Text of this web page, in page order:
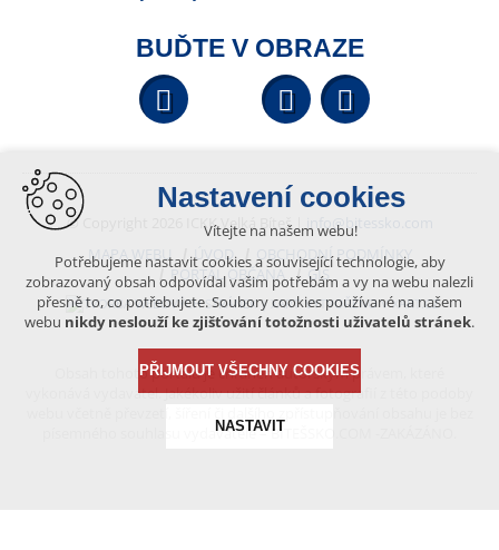
BUĎTE V OBRAZE
Facebook YouTube
© Copyright 2026 ICKK Velká Bíteš |
info@bitessko.com
MAPA WEBU
ÚVOD
OBCHODNÍ PODMÍNKY
PORTÁL OBČANA
GIS
VYTVOŘENO V XART.CZ
Obsah tohoto portálu je chráněn autorským právem, které
vykonává vydavatel. Jakékoliv užití článků a fotografií z této podoby
písemného souhlasu vydavatele – BÍTEŠSKO.COM -ZAKÁZÁNO.
Nastavení cookies
Vítejte na našem webu!
Potřebujeme nastavit cookies a související technologie, aby
zobrazovaný obsah odpovídal vašim potřebám a vy na webu nalezli
přesně to, co potřebujete. Soubory cookies používané na našem
webu nikdy neslouží ke zjišťování totožnosti uživatelů stránek.
PŘIJMOUT VŠECHNY COOKIES
NASTAVIT